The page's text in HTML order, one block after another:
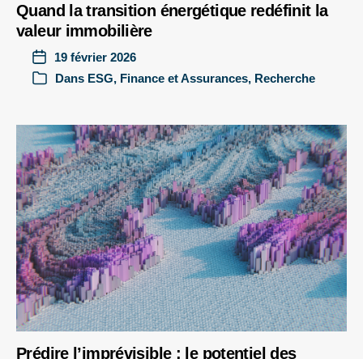
Quand la transition énergétique redéfinit la
valeur immobilière
19 février 2026
Dans ESG, Finance et Assurances, Recherche
Prédire l’imprévisible : le potentiel des